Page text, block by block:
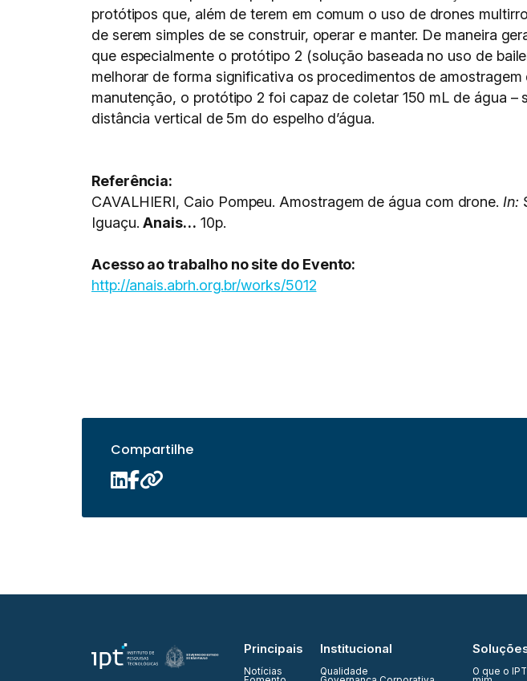
protótipos que, além de terem em comum o uso de drones
de serem simples de se construir, operar e manter. De maneira
que especialmente o protótipo 2 (solução baseada no uso de
melhorar de forma significativa os procedimentos de
manutenção, o protótipo 2 foi capaz de coletar 150 mL de água
distância vertical de 5m do espelho d’água.
Referência:
CAVALHIERI, Caio Pompeu. Amostragem de água com drone. In:
Iguaçu.Anais… 10p.
Acesso ao trabalho no site do Evento:
http://anais.abrh.org.br/works/5012
Compartilhe
Principais
Notícias
Institucional
Qualidade O que o